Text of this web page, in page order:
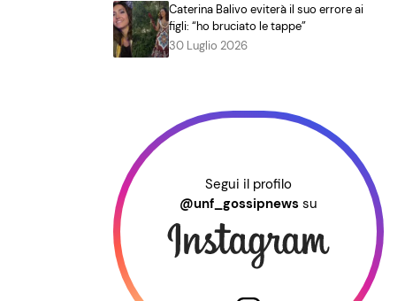
Caterina Balivo eviterà il suo errore ai
figli: “ho bruciato le tappe”
30 Luglio 2026
Segui il profilo
@unf_gossipnews su